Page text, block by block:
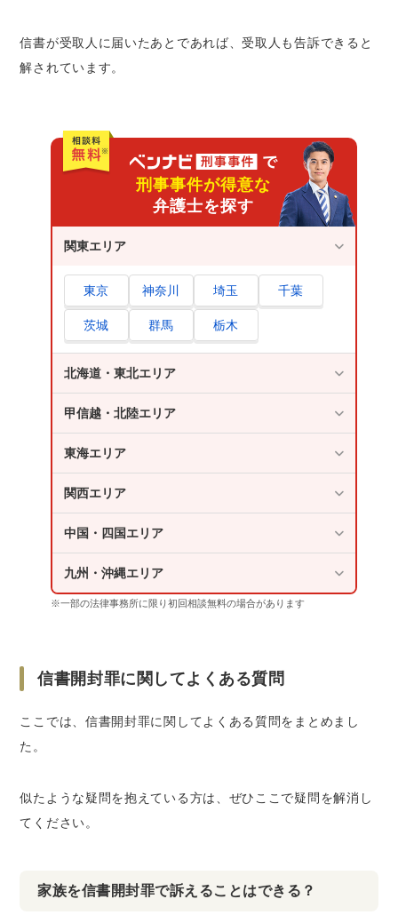
信書が受取人に届いたあとであれば、受取人も告訴できると
解されています。
刑事事件が得意な
弁護士を探す
関東エリア
東京 神奈川 埼玉 千葉
茨城 群馬 栃木
北海道・東北エリア
甲信越・北陸エリア
東海エリア
関西エリア
中国・四国エリア
九州・沖縄エリア
※一部の法律事務所に限り初回相談無料の場合があります
信書開封罪に関してよくある質問
ここでは、信書開封罪に関してよくある質問をまとめまし
た。
似たような疑問を抱えている方は、ぜひここで疑問を解消し
てください。
家族を信書開封罪で訴えることはできる？